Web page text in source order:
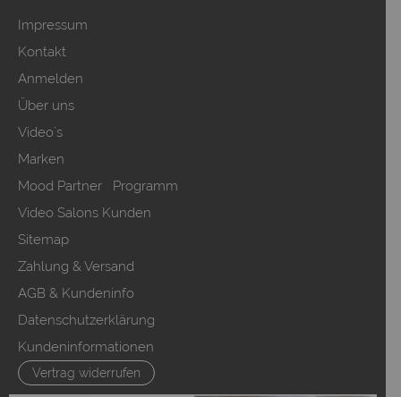
Impressum
Kontakt
Anmelden
Über uns
Video`s
Marken
Mood Partner Programm
Video Salons Kunden
Sitemap
Zahlung & Versand
AGB & Kundeninfo
Datenschutzerklärung
Kundeninformationen
Vertrag widerrufen